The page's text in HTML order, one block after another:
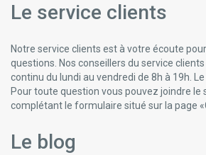
Le service clients
Notre service clients est à votre écoute
questions. Nos conseillers du service
continu du lundi au vendredi de 8h à 19h.
Pour toute question vous pouvez joindre le
complétant le formulaire situé sur la page
Le blog